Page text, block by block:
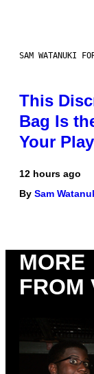
SAM WATANUKI
This
Bag Is
Your
12 hours ago
By Sam
MORE
FROM